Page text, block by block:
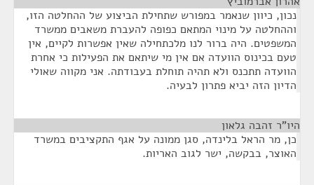
נכון, כיוון שנאמר במפורש שתחילת הביצוע של ההחלטה הזו,
וההחלטה על מינוי המתאם כפופה להעברת משאבים ממשרד
המשפטים. היה ברור לנו מלכתחילה שאין אפשרות לקיים, אין
טעם בכינוס הוועדה אם אין מי שיתאם את הפעילות כי אחרת
הוועדה תתכנס ולא תהיה תוחלת בעבודתה. אני מקווה שאולי
הדיון הזה יביא פתרון לבעיה.
היו"ר זהבה גלאון
כן, מר הראל בלינדה, סגן ממונה על אגף התקציבים במשרד
האוצר, בבקשה, ישר לגוב האריות.